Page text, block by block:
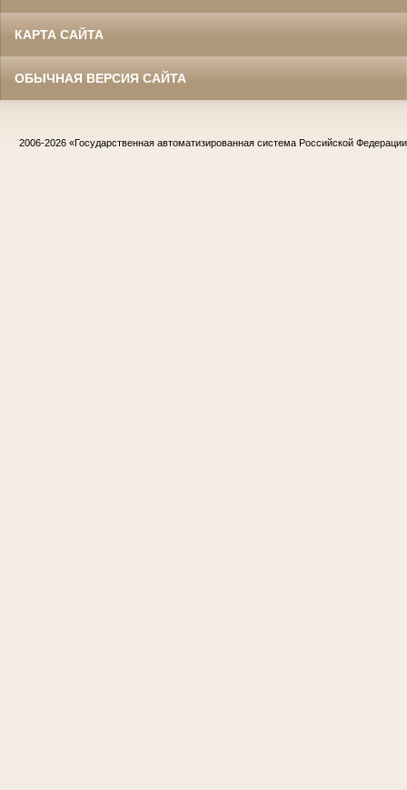
КАРТА САЙТА
ОБЫЧНАЯ ВЕРСИЯ САЙТА
2006-2026 «Государственная автоматизированная система Российской